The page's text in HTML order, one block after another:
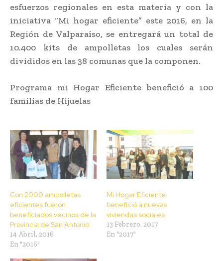
esfuerzos regionales en esta materia y con la
iniciativa “Mi hogar eficiente” este 2016, en la
Región de Valparaíso, se entregará un total de
10.400 kits de ampolletas los cuales serán
divididos en las 38 comunas que la componen.
Programa mi Hogar Eficiente benefició a 100
familias de Hijuelas
Con 2000 ampolletas
eficientes fueron
beneficiados vecinos de la
Provincia de San Antonio
14 Abril, 2016
En "2016"
Mi Hogar Eficiente
benefició a nuevas
viviendas sociales
13 Febrero, 2017
En "2017"